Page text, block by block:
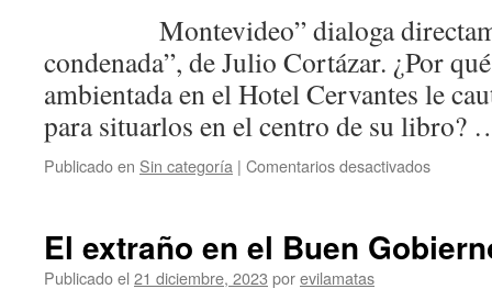
Montevideo” dialoga
condenada”, de Julio Cortázar. ¿Por
ambientada en el Hotel Cervantes le
para situarlos en el centro de su
Publicado en Sin categoría | Comentarios desactivados
El extraño en el Buen
Publicado el 21 diciembre, 2023 porevilamatas